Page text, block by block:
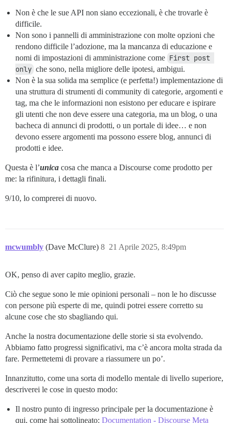
Non è che le sue API non siano eccezionali, è che trovarle è
difficile.
Non sono i pannelli di amministrazione con molte opzioni che
rendono difficile l’adozione, ma la mancanza di educazione e
nomi di impostazioni di amministrazione come First post
only che sono, nella migliore delle ipotesi, ambigui.
Non è la sua solida ma semplice (e perfetta!) implementazione di
una struttura di strumenti di community di categorie, argomenti e
tag, ma che le informazioni non esistono per educare e ispirare
gli utenti che non deve essere una categoria, ma un blog, o una
bacheca di annunci di prodotti, o un portale di idee… e non
devono essere argomenti ma possono essere blog, annunci di
prodotti e idee.
Questa è l’unica cosa che manca a Discourse come prodotto per
me: la rifinitura, i dettagli finali.
9/10, lo comprerei di nuovo.
mcwumbly (Dave McClure) 21 Aprile 2025, 8:49pm
8
OK, penso di aver capito meglio, grazie.
Ciò che segue sono le mie opinioni personali – non le ho discusse
con persone più esperte di me, quindi potrei essere corretto su
alcune cose che sto sbagliando qui.
Anche la nostra documentazione delle storie si sta evolvendo.
Abbiamo fatto progressi significativi, ma c’è ancora molta strada da
fare. Permettetemi di provare a riassumere un po’.
Innanzitutto, come una sorta di modello mentale di livello superiore,
descriverei le cose in questo modo:
Il nostro punto di ingresso principale per la documentazione è
qui, come hai sottolineato: Documentation - Discourse Meta